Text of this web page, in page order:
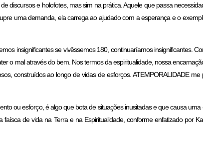
discursos e holofotes, mas sim na prática. Aquele que passa
uma demanda, ela carrega ao ajudado com a esperança e o
insignificantes se vivêssemos 180, continuaríamos insignificantes.
o mal através do bem. Nos termos da espiritualidade, nossa
construídos ao longo de vidas de esforços. ATEMPORALIDADE
ou esforço, é algo que bota de situações inusitadas e que causa
de vida na Terra e na Espiritualidade, conforme enfatizado por